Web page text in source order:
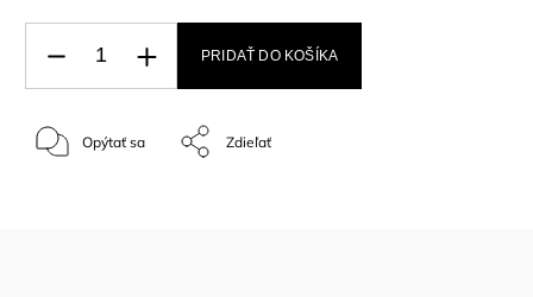
PRIDAŤ DO KOŠÍKA
Opýtať sa Zdieľať